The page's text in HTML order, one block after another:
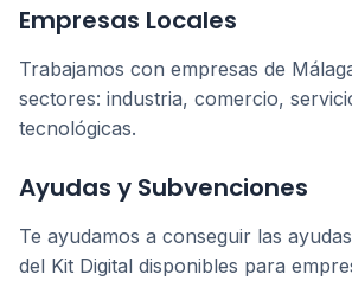
Empresas Locales
Trabajamos con empresas de
sectores: industria, comercio,
tecnológicas.
Ayudas y Subvenciones
Te ayudamos a conseguir las
del Kit Digital disponibles para